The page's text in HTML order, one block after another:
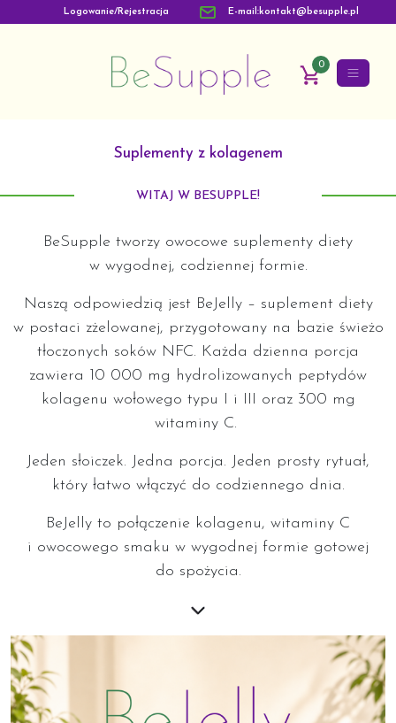
Logowanie/Rejestracja E-mail:kontakt@besupple.pl
0
Zobacz produkty
Suplementy z kolagenem
WITAJ W BESUPPLE!
BeSupple tworzy owocowe suplementy diety
w wygodnej, codziennej formie.
Naszą odpowiedzią jest BeJelly – suplement diety
w postaci zżelowanej, przygotowany na bazie świeżo
tłoczonych soków NFC. Każda dzienna porcja
zawiera 10 000 mg hydrolizowanych peptydów
kolagenu wołowego typu I i III oraz 300 mg
witaminy C.
Jeden słoiczek. Jedna porcja. Jeden prosty rytuał,
który łatwo włączyć do codziennego dnia.
BeJelly to połączenie kolagenu, witaminy C
i owocowego smaku w wygodnej formie gotowej
do spożycia.